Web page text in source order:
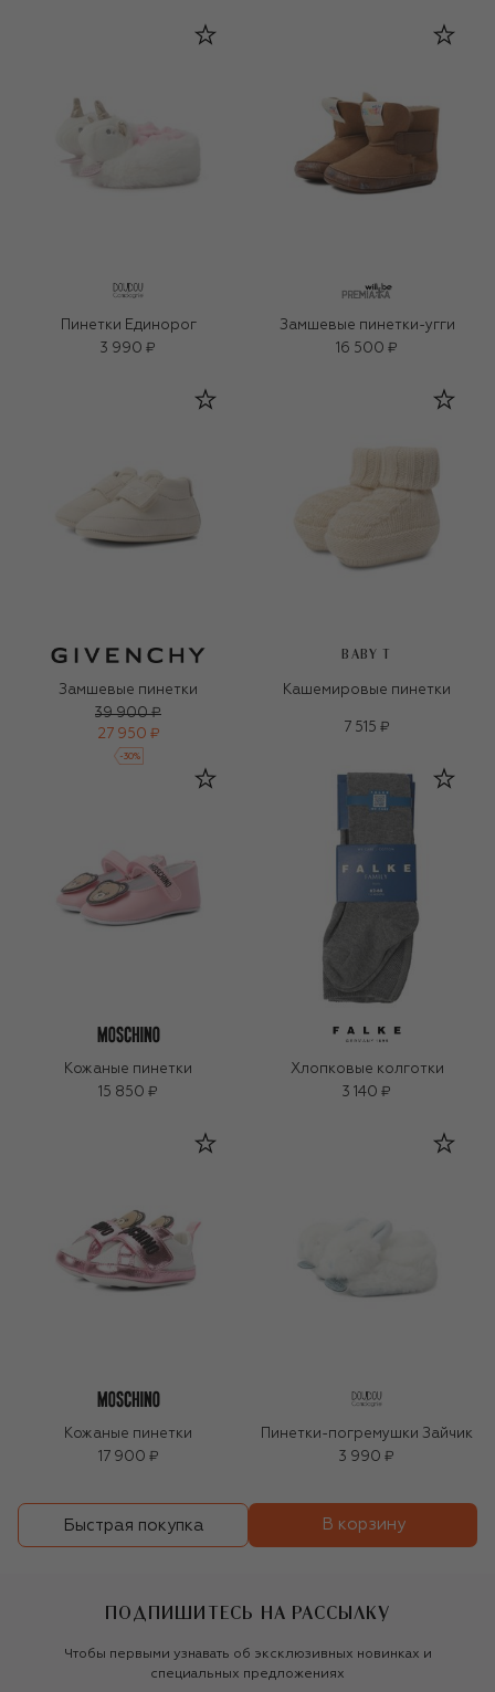
Пинетки Единорог
3 990 ₽
Замшевые пинетки-угги
16 500 ₽
Замшевые пинетки
39 900 ₽
27 950 ₽
-30%
BABY T
Кашемировые пинетки
7 515 ₽
Кожаные пинетки
15 850 ₽
Хлопковые колготки
3 140 ₽
Кожаные пинетки
17 900 ₽
Пинетки-погремушки Зайчик
3 990 ₽
Быстрая покупка В корзину
ПОДПИШИТЕСЬ НА РАССЫЛКУ
Чтобы первыми узнавать об эксклюзивных новинках и
специальных предложениях